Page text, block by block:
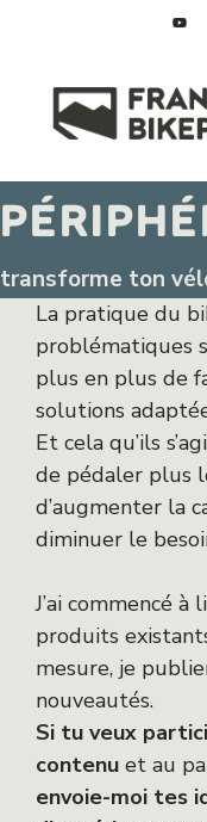
transforme ton
La pratique du
problématiques
plus en plus de
solutions
Et cela qu’ils
de pédaler plus
d’augmenter la
diminuer le
J’ai commencé
produits
mesure, je
nouveautés.
Si tu veux
contenu et au
envoie-moi tes